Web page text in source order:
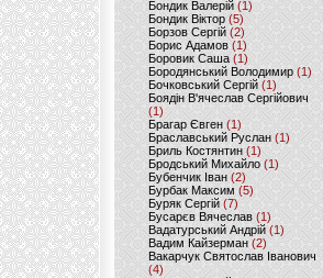
Бондик Валерій (1)
Бондик Віктор(5)
Борзов Сергiй (2)
Борис Адамов(1)
Боровик Саша (1)
Бородянський Володимир (1)
Бочковський Сергій (1)
Боядін В'ячеслав Сергійович
(1)
Брагар Євген (1)
Браславський Руслан (1)
Бриль Костянтин (1)
Бродський Михайло (1)
Бубенчик Іван(2)
Бурбак Максим (5)
Буряк Сергій (7)
Бусарєв Вячеслав (1)
Вадатурський Андрій (1)
Вадим Кайзерман (2)
Вакарчук Святослав Іванович
(4)